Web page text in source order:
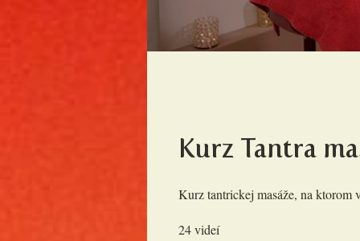
Kurz Tantra
Kurz tantrickej masáže, na ktorom
24 videí